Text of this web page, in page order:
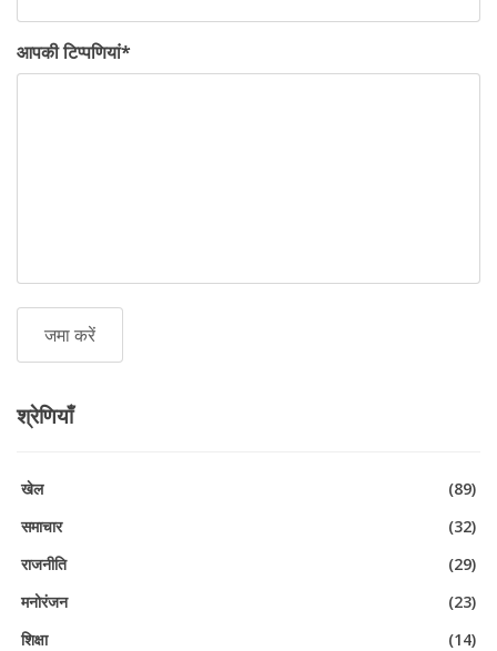
आपकी टिप्पणियां*
श्रेणियाँ
खेल
(89)
समाचार
(32)
राजनीति
(29)
मनोरंजन
(23)
शिक्षा
(14)